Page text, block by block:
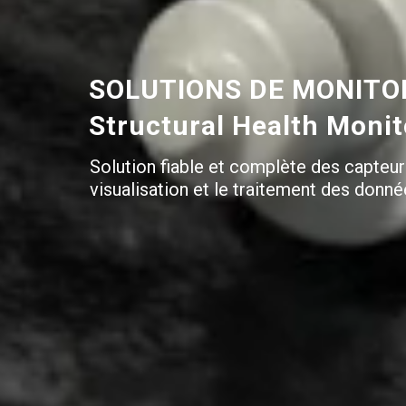
SOLUTIONS DE
Structural Health
Solution fiable et complète des
visualisation et le traitement des